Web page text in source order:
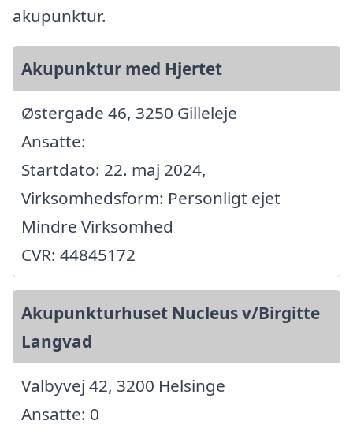
akupunktur.
Akupunktur med Hjertet
Østergade 46, 3250 Gilleleje
Ansatte:
Startdato: 22. maj 2024,
Virksomhedsform: Personligt ejet
Mindre Virksomhed
CVR: 44845172
Akupunkturhuset Nucleus v/Birgitte
Langvad
Valbyvej 42, 3200 Helsinge
Ansatte: 0